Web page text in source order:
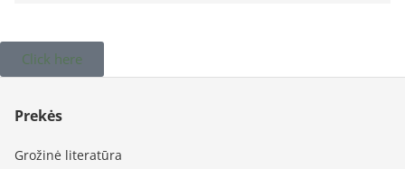
Click here
Prekės
Grožinė literatūra